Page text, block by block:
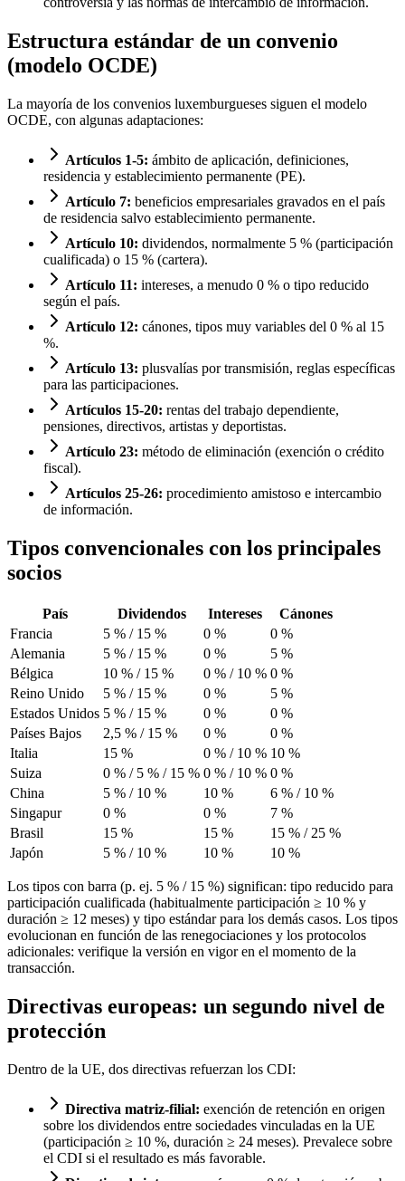
Estructura estándar de un convenio
(modelo OCDE)
La mayoría de los convenios luxemburgueses siguen el modelo
OCDE, con algunas adaptaciones:
Artículos 1-5: ámbito de aplicación, definiciones,
residencia y establecimiento permanente (PE).
Artículo 7: beneficios empresariales gravados en el país
de residencia salvo establecimiento permanente.
Artículo 10: dividendos, normalmente 5 % (participación
cualificada) o 15 % (cartera).
Artículo 11: intereses, a menudo 0 % o tipo reducido
según el país.
Artículo 12: cánones, tipos muy variables del 0 % al 15
%.
Artículo 13: plusvalías por transmisión, reglas específicas
para las participaciones.
Artículos 15-20: rentas del trabajo dependiente,
pensiones, directivos, artistas y deportistas.
Artículo 23: método de eliminación (exención o crédito
fiscal).
Artículos 25-26: procedimiento amistoso e intercambio
de información.
Tipos convencionales con los principales
socios
País Dividendos Intereses
Cánones
Francia
5 % / 15 % 0 %
0 %
Alemania
5 % / 15 % 0 %
5 %
Bélgica
10 % / 15 % 0 % / 10 % 0 %
Reino Unido
5 % / 15 % 0 %
5 %
Estados Unidos 5 % / 15 % 0 %
0 %
Países Bajos
2,5 % / 15 % 0 %
0 %
Italia
15 % 0 % / 10 % 10 %
Suiza
0 % / 5 % / 15 % 0 % / 10 % 0 %
China
5 % / 10 % 10 %
6 % / 10 %
Singapur
0 % 0 %
7 %
Brasil
15 % 15 %
15 % / 25 %
Japón
5 % / 10 % 10 % 10 %
Los tipos con barra (p. ej. 5 % / 15 %) significan: tipo reducido para
participación cualificada (habitualmente participación ≥ 10 % y
duración ≥ 12 meses) y tipo estándar para los demás casos. Los tipos
evolucionan en función de las renegociaciones y los protocolos
adicionales: verifique la versión en vigor en el momento de la
transacción.
Directivas europeas: un segundo nivel de
protección
Dentro de la UE, dos directivas refuerzan los CDI:
Directiva matriz-filial: exención de retención en origen
sobre los dividendos entre sociedades vinculadas en la UE
(participación ≥ 10 %, duración ≥ 24 meses). Prevalece sobre
el CDI si el resultado es más favorable.